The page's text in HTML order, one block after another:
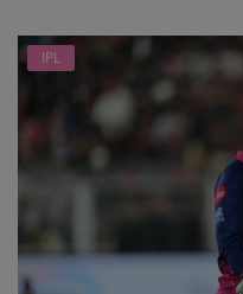
IPL